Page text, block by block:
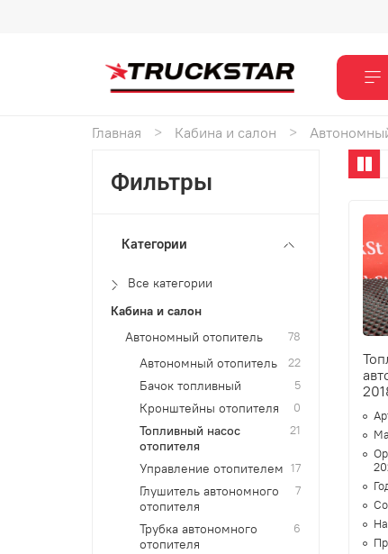
Главная Кабина и салон
Фильтры
Категории
Все категории
Кабина и салон
Автономный отопитель
78
Автономный отопитель 22
Бачок топливный 5
Кронштейны отопителя 0
Топливный насос
отопителя
21
Управление отопителем 17
Глушитель автономного
отопителя
7
Трубка автономного
отопителя
6